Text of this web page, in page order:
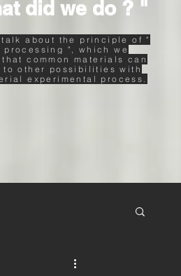
did we do ? "
about the principle of "
processing ", which we
common materials can
to other possibilities with
experimental process.